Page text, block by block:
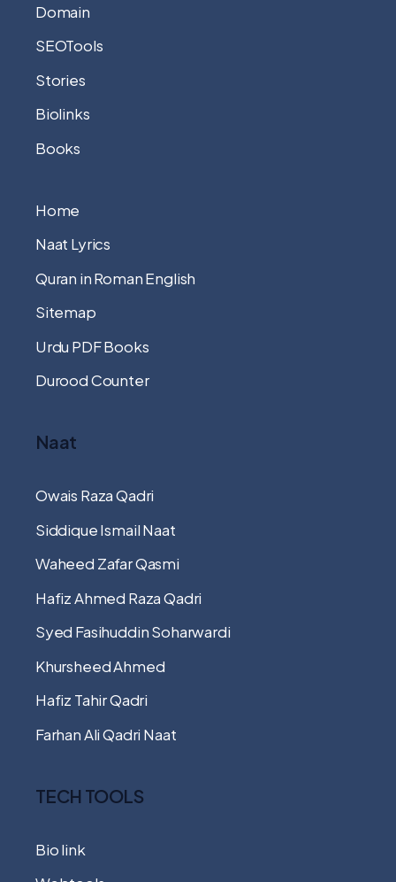
Domain
SEOTools
Stories
Biolinks
Books
Home
Naat Lyrics
Quran in Roman English
Sitemap
Urdu PDF Books
Durood Counter
Naat
Owais Raza Qadri
Siddique Ismail Naat
Waheed Zafar Qasmi
Hafiz Ahmed Raza Qadri
Syed Fasihuddin Soharwardi
Khursheed Ahmed
Hafiz Tahir Qadri
Farhan Ali Qadri Naat
TECH TOOLS
Bio link